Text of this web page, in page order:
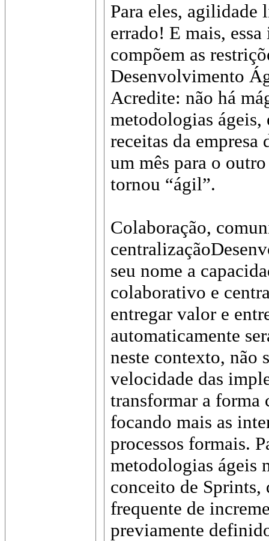
Para eles, agilidade
errado! E mais,
compõem as
Desenvolvimento
Acredite: não há
metodologias ágeis,
receitas da
um mês para o
tornou “ágil”.
Colaboração,
seu nome a
colaborativo e
entregar valor e
automaticamente
neste contexto, não
velocidade das
transformar a forma
focando mais as
processos formais.
metodologias ágeis
conceito de Sprints,
frequente de
previamente